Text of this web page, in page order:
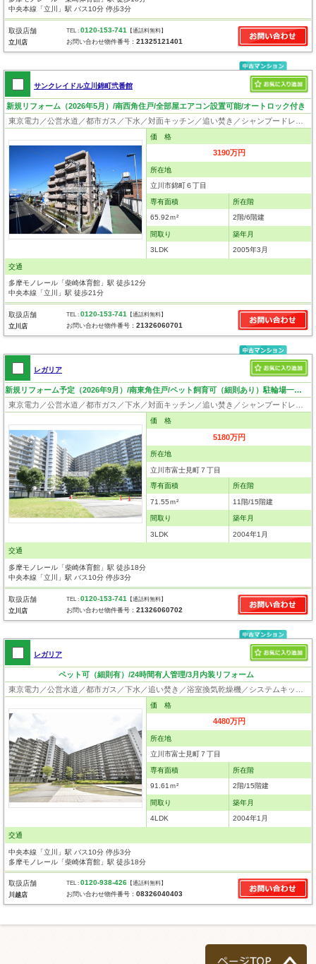
中央本線「立川」駅 バス10分 停歩3分
取扱店舗
立川店
TEL :0120-153-741 【通話料無料】
お問い合わせ物件番号：21325121401
サンクレイドル立川錦町弐番館
新規リフォーム（2026年5月）/南西角住戸/全部屋エアコン設置可能/オートロック付き
価 格
3190万円
所在地
立川市錦町６丁目
専有面積
65.92ｍ²
所在階
2階/6階建
間取り
3LDK
築年月
2005年3月
交通
多摩モノレール「柴崎体育館」駅 徒歩12分
中央本線「立川」駅 徒歩21分
取扱店舗
立川店
TEL :0120-153-741 【通話料無料】
お問い合わせ物件番号：21326060701
レガリア
新規リフォーム予定（2026年9月）/南東角住戸/ペット飼育可（細則あり）駐輪場一台確保（無償）
東京電力／公営水道／都市ガス／下水／対面キッチン／追い焚き／シャンプードレッサー／浴室換気乾燥機／ウォシュレット／システムキッチン／ディスポーザー／浄水器／ウォークインクローゼット／フローリング／床暖房／クローゼット／オートロック／エレベータ／駐輪場／バイク置場／外壁タイル張り／バリアフリー／角部屋／ペット相談
価 格
5180万円
所在地
立川市富士見町７丁目
専有面積
71.55ｍ²
所在階
11階/15階建
間取り
3LDK
築年月
2004年1月
交通
多摩モノレール「柴崎体育館」駅 徒歩18分
中央本線「立川」駅 バス10分 停歩3分
取扱店舗
立川店
TEL :0120-153-741 【通話料無料】
お問い合わせ物件番号：21326060702
レガリア
ペット可（細則有）/24時間有人管理/3月内装リフォーム
価 格
4480万円
所在地
立川市富士見町７丁目
専有面積
91.61ｍ²
所在階
2階/15階建
間取り
4LDK
築年月
2004年1月
交通
中央本線「立川」駅 バス10分 停歩3分
多摩モノレール「柴崎体育館」駅 徒歩18分
取扱店舗
川越店
TEL :0120-938-426 【通話料無料】
お問い合わせ物件番号：08326040403